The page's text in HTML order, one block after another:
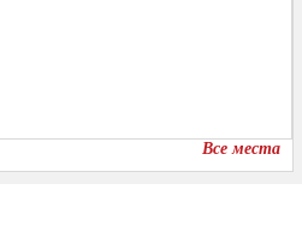
Все места